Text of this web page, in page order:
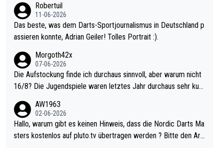
Robertuil
11-06-2026
Das beste, was dem Darts-Sportjournalismus in Deutschland p
assieren konnte, Adrian Geiler! Tolles Portrait :).
Morgoth42x
07-06-2026
Die Aufstockung finde ich durchaus sinnvoll, aber warum nicht
16/8? Die Jugendspiele waren letztes Jahr durchaus sehr kurz
Allerdings ist Mitchell Lawrie als Nummer 1 der Welt eh qualifi
ziert. Somit ändert die automatische Qualifikation des Weltmei
sters erstmal nichts. Ich denke sie wollen damit für nächstes J
AW1963
02-06-2026
Hallo, warum gibt es keinen Hinweis, dass die Nordic Darts Ma
sters kostenlos auf pluto.tv übertragen werden ? Bitte den Arti